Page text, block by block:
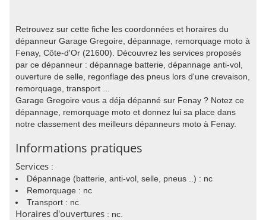
Retrouvez sur cette fiche les coordonnées et horaires du
dépanneur Garage Gregoire, dépannage, remorquage moto à
Fenay, Côte-d'Or (21600). Découvrez les services proposés
par ce dépanneur : dépannage batterie, dépannage anti-vol,
ouverture de selle, regonflage des pneus lors d'une crevaison,
remorquage, transport ...
Garage Gregoire vous a déja dépanné sur Fenay ? Notez ce
dépannage, remorquage moto et donnez lui sa place dans
notre classement des meilleurs dépanneurs moto à Fenay.
Informations pratiques
Services :
Dépannage (batterie, anti-vol, selle, pneus ..) : nc
Remorquage : nc
Transport : nc
Horaires d'ouvertures : nc.